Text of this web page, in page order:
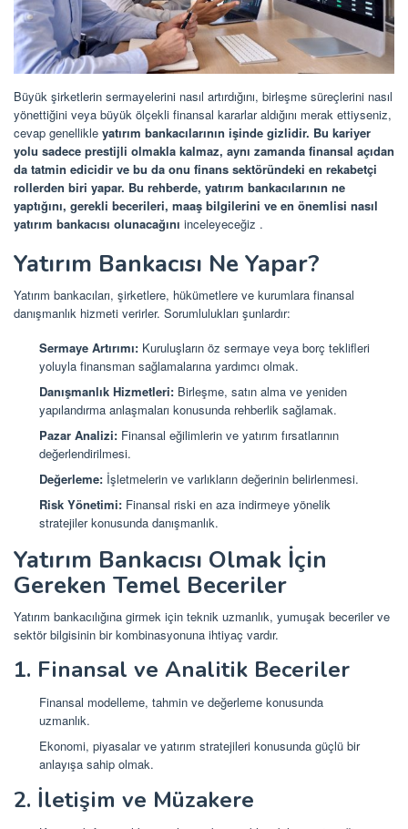
Büyük şirketlerin sermayelerini nasıl artırdığını, birleşme süreçlerini nasıl
yönettiğini veya büyük ölçekli finansal kararlar aldığını merak ettiyseniz,
cevap genellikle yatırım bankacılarının işinde gizlidir. Bu kariyer
yolu sadece prestijli olmakla kalmaz, aynı zamanda finansal açıdan
da tatmin edicidir ve bu da onu finans sektöründeki en rekabetçi
rollerden biri yapar. Bu rehberde, yatırım bankacılarının ne
yaptığını, gerekli becerileri, maaş bilgilerini ve en önemlisi nasıl
yatırım bankacısı olunacağını inceleyeceğiz .
Yatırım Bankacısı Ne Yapar?
Yatırım bankacıları, şirketlere, hükümetlere ve kurumlara finansal
danışmanlık hizmeti verirler. Sorumlulukları şunlardır:
Sermaye Artırımı: Kuruluşların öz sermaye veya borç teklifleri
yoluyla finansman sağlamalarına yardımcı olmak.
Danışmanlık Hizmetleri: Birleşme, satın alma ve yeniden
yapılandırma anlaşmaları konusunda rehberlik sağlamak.
Pazar Analizi: Finansal eğilimlerin ve yatırım fırsatlarının
değerlendirilmesi.
Değerleme: İşletmelerin ve varlıkların değerinin belirlenmesi.
Risk Yönetimi: Finansal riski en aza indirmeye yönelik
stratejiler konusunda danışmanlık.
Yatırım Bankacısı Olmak İçin
Gereken Temel Beceriler
Yatırım bankacılığına girmek için teknik uzmanlık, yumuşak beceriler ve
sektör bilgisinin bir kombinasyonuna ihtiyaç vardır.
1. Finansal ve Analitik Beceriler
Finansal modelleme, tahmin ve değerleme konusunda
uzmanlık.
Ekonomi, piyasalar ve yatırım stratejileri konusunda güçlü bir
anlayışa sahip olmak.
2. İletişim ve Müzakere